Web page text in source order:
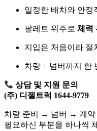
일정한 배차와 안정
팔레트 위주로 체력
지입은 처음이라 절
차량 + 넘버까지 한
상담 및 지원 문의
(주) 디젤트럭 1644-9779
차량 준비 → 넘버 → 계약
필요하신 부분을 하나씩